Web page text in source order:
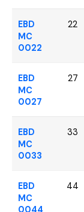
EBD
MC
0022
22
EBD
MC
0027
27
EBD
MC
0033
33
EBD
MC
0044
44